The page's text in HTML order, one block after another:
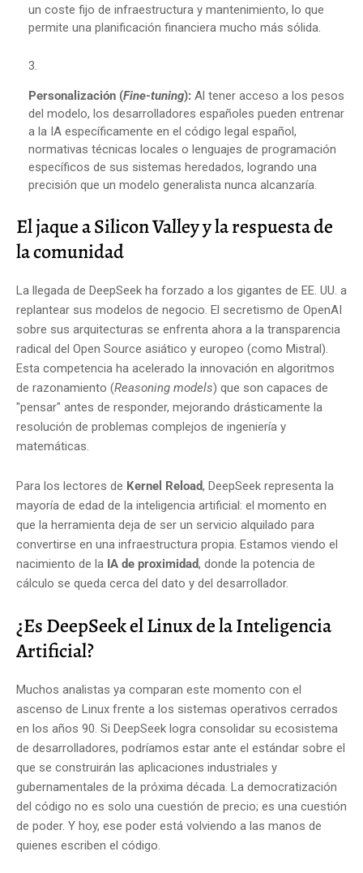
un coste fijo de infraestructura y mantenimiento, lo que
permite una planificación financiera mucho más sólida.
Personalización (Fine-tuning): Al tener acceso a los pesos
del modelo, los desarrolladores españoles pueden entrenar
a la IA específicamente en el código legal español,
normativas técnicas locales o lenguajes de programación
específicos de sus sistemas heredados, logrando una
precisión que un modelo generalista nunca alcanzaría.
El jaque a Silicon Valley y la respuesta de
la comunidad
La llegada de DeepSeek ha forzado a los gigantes de EE. UU. a
replantear sus modelos de negocio. El secretismo de OpenAI
sobre sus arquitecturas se enfrenta ahora a la transparencia
radical del Open Source asiático y europeo (como Mistral).
Esta competencia ha acelerado la innovación en algoritmos
de razonamiento (Reasoning models) que son capaces de
"pensar" antes de responder, mejorando drásticamente la
resolución de problemas complejos de ingeniería y
matemáticas.
Para los lectores de Kernel Reload, DeepSeek representa la
mayoría de edad de la inteligencia artificial: el momento en
que la herramienta deja de ser un servicio alquilado para
convertirse en una infraestructura propia. Estamos viendo el
nacimiento de la IA de proximidad, donde la potencia de
cálculo se queda cerca del dato y del desarrollador.
¿Es DeepSeek el Linux de la Inteligencia
Artificial?
Muchos analistas ya comparan este momento con el
ascenso de Linux frente a los sistemas operativos cerrados
en los años 90. Si DeepSeek logra consolidar su ecosistema
de desarrolladores, podríamos estar ante el estándar sobre el
que se construirán las aplicaciones industriales y
gubernamentales de la próxima década. La democratización
del código no es solo una cuestión de precio; es una cuestión
de poder. Y hoy, ese poder está volviendo a las manos de
quienes escriben el código.